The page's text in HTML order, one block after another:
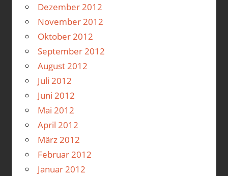
Dezember 2012
November 2012
Oktober 2012
September 2012
August 2012
Juli 2012
Juni 2012
Mai 2012
April 2012
März 2012
Februar 2012
Januar 2012